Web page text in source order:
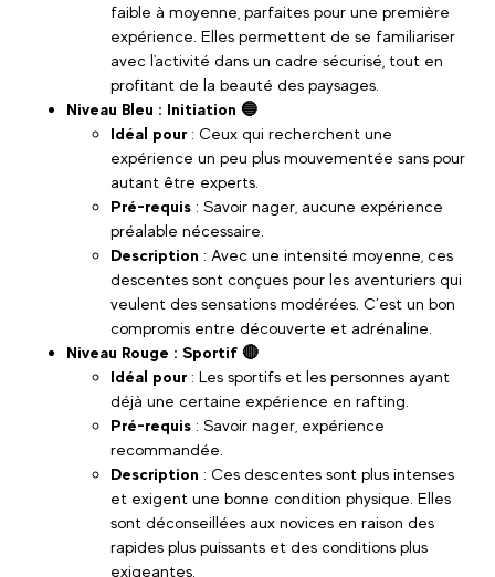
faible à moyenne, parfaites pour une première
expérience. Elles permettent de se familiariser
avec l'activité dans un cadre sécurisé, tout en
profitant de la beauté des paysages.
Niveau Bleu : Initiation 🔵
Idéal pour: Ceux qui recherchent une
expérience un peu plus mouvementée sans pour
autant être experts.
Pré-requis : Savoir nager, aucune expérience
préalable nécessaire.
Description : Avec une intensité moyenne, ces
descentes sont conçues pour les aventuriers qui
veulent des sensations modérées. C’est un bon
compromis entre découverte et adrénaline.
Niveau Rouge : Sportif 🔴
Idéal pour: Les sportifs et les personnes ayant
déjà une certaine expérience en rafting.
Pré-requis : Savoir nager, expérience
recommandée.
Description : Ces descentes sont plus intenses
et exigent une bonne condition physique. Elles
sont déconseillées aux novices en raison des
rapides plus puissants et des conditions plus
exigeantes.